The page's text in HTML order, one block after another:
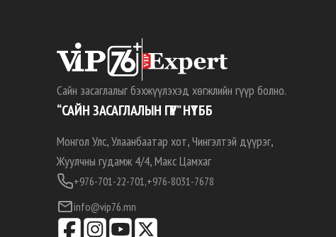
Сайн засаглалыг бэхжүүлэхэд хөгжлийн гүүр болно.
“САЙН ЗАСАГЛАЛЫН ГҮҮР” НҮТББ
Монгол Улс, Улаанбаатар хот, Чингэлтэй дүүрэг,
Жуулчны гудамж 4/4, Макс Цамхаг
+976-701-22-701,+976-8031-7678
info@vip76.mn